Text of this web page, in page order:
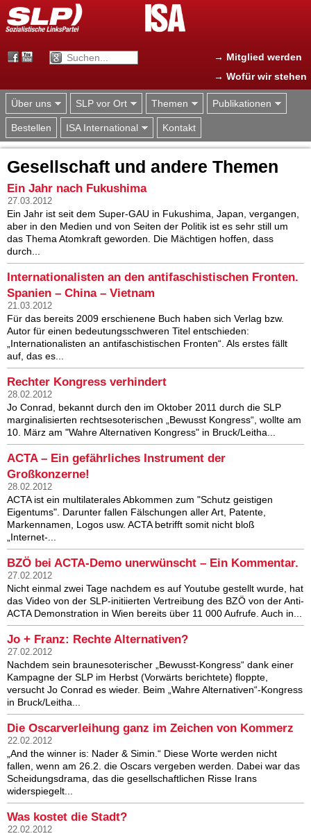
Jump to navigation
→ Mitglied werden
→ Wofür wir stehen
Über uns SLP vor Ort Themen Publikationen
Bestellen ISA International Kontakt
Gesellschaft und andere Themen
Ein Jahr nach Fukushima
27.03.2012
Ein Jahr ist seit dem Super-GAU in Fukushima, Japan, vergangen,
aber in den Medien und von Seiten der Politik ist es sehr still um
das Thema Atomkraft geworden. Die Mächtigen hoffen, dass
durch...
Internationalisten an den antifaschistischen Fronten.
Spanien – China – Vietnam
21.03.2012
Für das bereits 2009 erschienene Buch haben sich Verlag bzw.
Autor für einen bedeutungsschweren Titel entschieden:
„Internationalisten an antifaschistischen Fronten“. Als erstes fällt
auf, das es...
Rechter Kongress verhindert
28.02.2012
Jo Conrad, bekannt durch den im Oktober 2011 durch die SLP
marginalisierten rechtsesoterischen „Bewusst Kongress“, wollte am
10. März am "Wahre Alternativen Kongress" in Bruck/Leitha...
ACTA – Ein gefährliches Instrument der
Großkonzerne!
28.02.2012
ACTA ist ein multilaterales Abkommen zum "Schutz geistigen
Eigentums". Darunter fallen Fälschungen aller Art, Patente,
Markennamen, Logos usw. ACTA betrifft somit nicht bloß
„Internet-...
BZÖ bei ACTA-Demo unerwünscht – Ein Kommentar.
27.02.2012
Nicht einmal zwei Tage nachdem es auf Youtube gestellt wurde, hat
das Video von der SLP-initiierten Vertreibung des BZÖ von der Anti-
ACTA Demonstration in Wien bereits über 11 000 Aufrufe. Auch in...
Jo + Franz: Rechte Alternativen?
27.02.2012
Nachdem sein braunesoterischer „Bewusst-Kongress“ dank einer
Kampagne der SLP im Herbst (Vorwärts berichtete) floppte,
versucht Jo Conrad es wieder. Beim „Wahre Alternativen“-Kongress
in Bruck/Leitha...
Die Oscarverleihung ganz im Zeichen von Kommerz
22.02.2012
„And the winner is: Nader & Simin.“ Diese Worte werden nicht
fallen, wenn am 26.2. die Oscars vergeben werden. Dabei war das
Scheidungsdrama, das die gesellschaftlichen Risse Irans
widerspiegelt...
Was kostet die Stadt?
22.02.2012